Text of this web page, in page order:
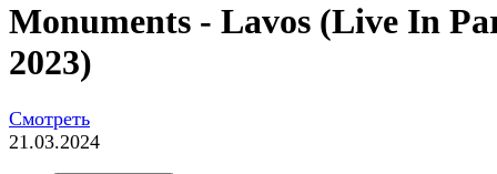
Monuments - Lavos (Live In
2023)
Смотреть
21.03.2024